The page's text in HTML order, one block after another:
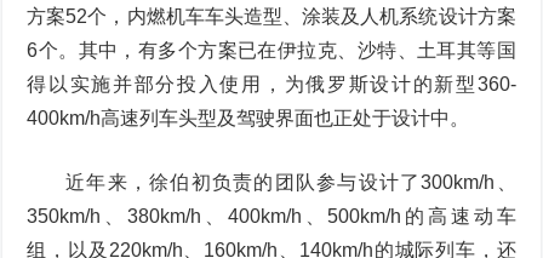
方案52个，内燃机车车头造型、涂装及人机系统设计方案
6个。其中，有多个方案已在伊拉克、沙特、土耳其等国
得以实施并部分投入使用，为俄罗斯设计的新型360-
400km/h高速列车头型及驾驶界面也正处于设计中。
近年来，徐伯初负责的团队参与设计了300km/h、
350km/h、380km/h、400km/h、500km/h的高速动车
组，以及220km/h、160km/h、140km/h的城际列车，还